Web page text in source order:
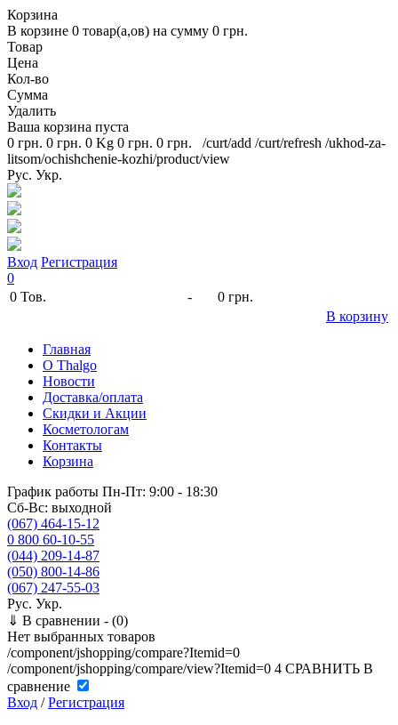
Корзина
В корзине 0 товар(а,ов) на сумму 0 грн.
Товар
Цена
Кол-во
Сумма
Удалить
Ваша корзина пуста
0 грн. 0 грн. 0 Kg 0 грн. 0 грн. /curt/add /curt/refresh /ukhod-za-
litsom/ochishchenie-kozhi/product/view
Рус. Укр.
Вход Регистрация
0
0 Тов. -
0 грн.
В корзину
Главная
O Thalgo
Новости
Доставка/оплата
Скидки и Акции
Косметологам
Контакты
Корзина
График работы Пн-Пт: 9:00 - 18:30
Сб-Вс: выходной
(067) 464-15-12
0 800 60-10-55
(044) 209-14-87
(050) 800-14-86
(067) 247-55-03
Рус. Укр.
⇓ В сравнении - (0)
Нет выбранных товаров
/component/jshopping/compare?Itemid=0
/component/jshopping/compare/view?Itemid=0 4 СРАВНИТЬ В
сравнение
Вход /Регистрация